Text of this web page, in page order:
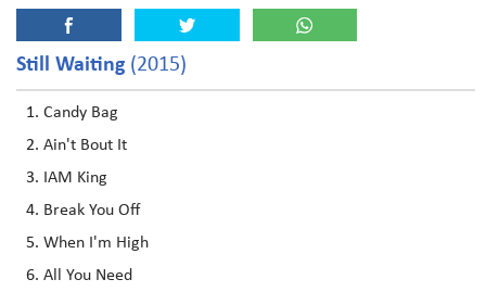
Still Waiting (2015)
Candy Bag
Ain't Bout It
IAM King
Break You Off
When I'm High
All You Need